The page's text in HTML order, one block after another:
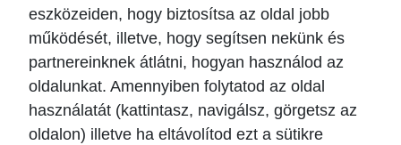
probléma forrását! Lelkiismeretes, gondoskodó
csapatunksegít fog. Várja Önt a Helvetic Clinics!
Foglaljon időpontot
eszközeiden, hogy biztosítsa az oldal jobb
működését, illetve, hogy segítsen nekünk és
partnereinknek átlátni, hogyan használod az
oldalunkat. Amennyiben folytatod az oldal
használatát (kattintasz, navigálsz, görgetsz az
oldalon) illetve ha eltávolítod ezt a sütikre